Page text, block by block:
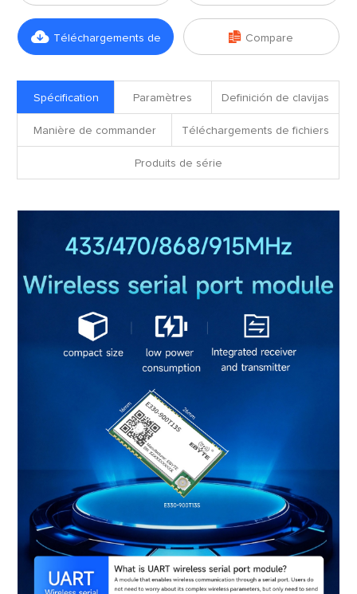
 Téléchargements de  Compare
Spécification Paramètres Definición de clavijas
Manière de commander Téléchargements de fichiers
Produits de série